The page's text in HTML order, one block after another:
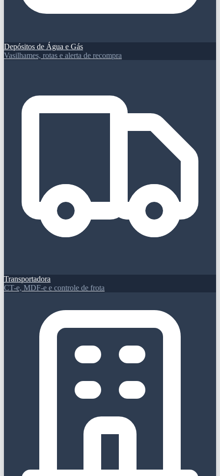
Depósitos de Água e Gás
Vasilhames, rotas e alerta de recompra
Transportadora
CT-e, MDF-e e controle de frota